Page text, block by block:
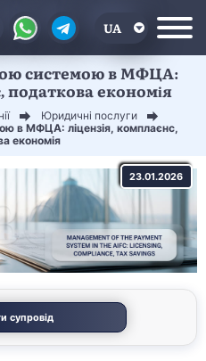
UA
EN
системою в МФЦА:
податкова економія
Юридичні послуги
в МФЦА: ліцензія, комплаєнс,
економія
23.01.2026
супровід